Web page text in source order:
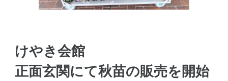
けやき会館
正面玄関にて秋苗の販売を開始